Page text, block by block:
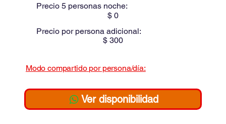
Precio 5 personas noche:
$0
Precio por persona adicional:
$300
Modo compartido por persona/día:
Ver disponibilidad